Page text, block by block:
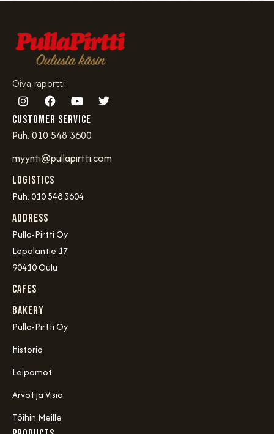
Oiva-raportti
Customer service
Puh. 010 548 3600
myynti@pullapirtti.com
Logistics
Puh. 010 548 3604
Address
Pulla-Pirtti Oy
Lepolantie 17
90410 Oulu
Cafes
Bakery
Pulla-Pirtti Oy
Historia
Leipomot
Arvot ja Visio
Töihin Meille